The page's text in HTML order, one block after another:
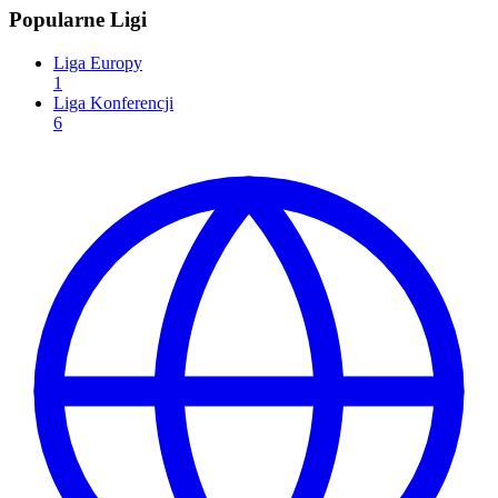
Popularne Ligi
Liga Europy
1
Liga Konferencji
6